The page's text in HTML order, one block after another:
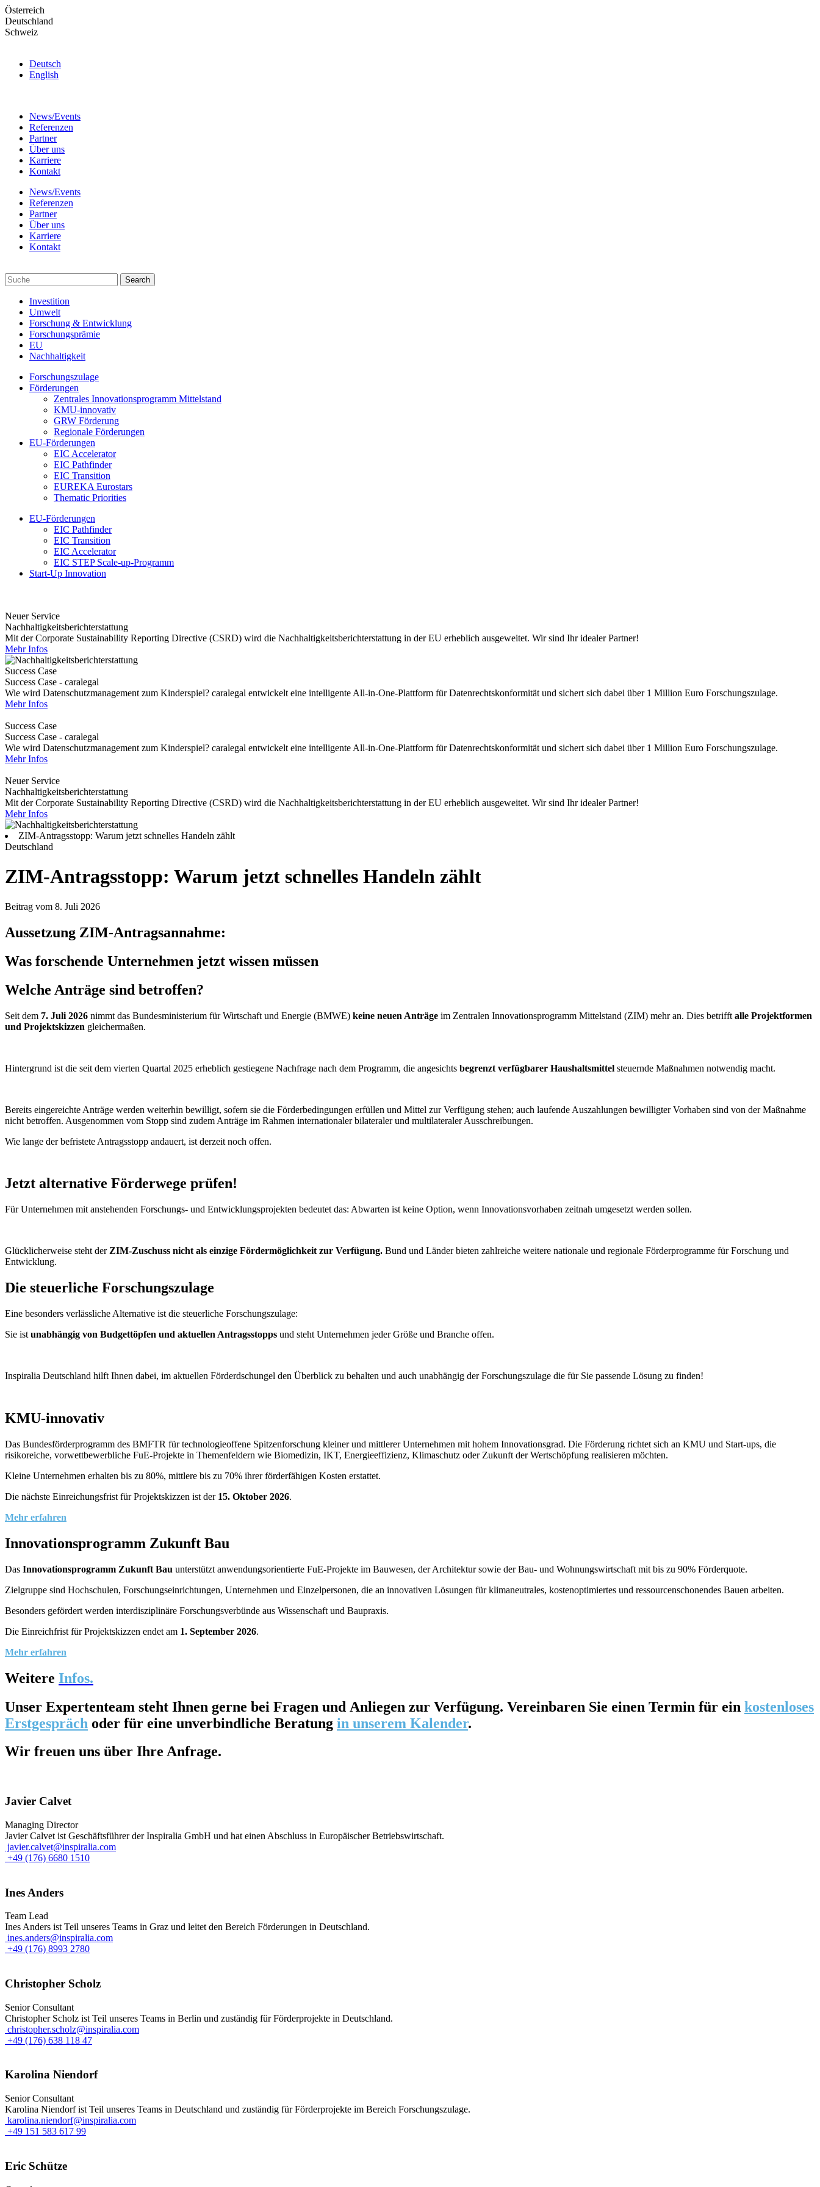
Skip
to
the
Österreich
Deutschland
Schweiz
Deutsch
English
News/Events
Referenzen
Partner
Über uns
Karriere
Kontakt
News/Events
Referenzen
Partner
Über uns
Karriere
Kontakt
Investition
Umwelt
Forschung & Entwicklung
Forschungsprämie
EU
Nachhaltigkeit
Forschungszulage
Förderungen
Zentrales Innovationsprogramm Mittelstand
KMU-innovativ
GRW Förderung
Regionale Förderungen
EU-Förderungen
EIC Accelerator
EIC Pathfinder
EIC Transition
EUREKA Eurostars
Thematic Priorities
EU-Förderungen
EIC Pathfinder
EIC Transition
EIC Accelerator
EIC STEP Scale-up-Programm
Start-Up Innovation
Neuer Service
Nachhaltigkeitsberichterstattung
Mit der Corporate Sustainability Reporting Directive (CSRD) wird die Nachhaltigkeitsberichterstattung in der EU erheblich ausgeweitet. Wir sind Ihr idealer Partner!
Mehr Infos
Success Case
Success Case - caralegal
Wie wird Datenschutzmanagement zum Kinderspiel? caralegal entwickelt eine intelligente All-in-One-Plattform für Datenrechtskonformität und sichert sich dabei über 1 Million Euro Forschungszulage.
Mehr Infos
Success Case
Success Case - caralegal
Wie wird Datenschutzmanagement zum Kinderspiel? caralegal entwickelt eine intelligente All-in-One-Plattform für Datenrechtskonformität und sichert sich dabei über 1 Million Euro Forschungszulage.
Mehr Infos
Neuer Service
Nachhaltigkeitsberichterstattung
Mit der Corporate Sustainability Reporting Directive (CSRD) wird die Nachhaltigkeitsberichterstattung in der EU erheblich ausgeweitet. Wir sind Ihr idealer Partner!
Mehr Infos
ZIM-Antragsstopp: Warum jetzt schnelles Handeln zählt
Deutschland
ZIM-Antragsstopp: Warum jetzt schnelles Handeln zählt
Beitrag vom 8. Juli 2026
Aussetzung ZIM-Antragsannahme:
Was forschende Unternehmen jetzt wissen müssen
Welche Anträge sind betroffen?
Seit dem 7. Juli 2026 nimmt das Bundesministerium für Wirtschaft und Energie (BMWE) keine neuen Anträge im Zentralen Innovationsprogramm Mittelstand (ZIM) mehr an. Dies betrifft alle Projektformen
und Projektskizzen gleichermaßen.
Hintergrund ist die seit dem vierten Quartal 2025 erheblich gestiegene Nachfrage nach dem Programm, die angesichts begrenzt verfügbarer Haushaltsmittel steuernde Maßnahmen notwendig macht.
Bereits eingereichte Anträge werden weiterhin bewilligt, sofern sie die Förderbedingungen erfüllen und Mittel zur Verfügung stehen; auch laufende Auszahlungen bewilligter Vorhaben sind von der Maßnahme
nicht betroffen. Ausgenommen vom Stopp sind zudem Anträge im Rahmen internationaler bilateraler und multilateraler Ausschreibungen.
Wie lange der befristete Antragsstopp andauert, ist derzeit noch offen.
Jetzt alternative Förderwege prüfen!
Für Unternehmen mit anstehenden Forschungs- und Entwicklungsprojekten bedeutet das: Abwarten ist keine Option, wenn Innovationsvorhaben zeitnah umgesetzt werden sollen.
Glücklicherweise steht der ZIM-Zuschuss nicht als einzige Fördermöglichkeit zur Verfügung. Bund und Länder bieten zahlreiche weitere nationale und regionale Förderprogramme für Forschung und
Entwicklung.
Die steuerliche Forschungszulage
Eine besonders verlässliche Alternative ist die steuerliche Forschungszulage:
Sie ist unabhängig von Budgettöpfen und aktuellen Antragsstopps und steht Unternehmen jeder Größe und Branche offen.
Inspiralia Deutschland hilft Ihnen dabei, im aktuellen Förderdschungel den Überblick zu behalten und auch unabhängig der Forschungszulage die für Sie passende Lösung zu finden!
KMU-innovativ
Das Bundesförderprogramm des BMFTR für technologieoffene Spitzenforschung kleiner und mittlerer Unternehmen mit hohem Innovationsgrad. Die Förderung richtet sich an KMU und Start-ups, die
risikoreiche, vorwettbewerbliche FuE-Projekte in Themenfeldern wie Biomedizin, IKT, Energieeffizienz, Klimaschutz oder Zukunft der Wertschöpfung realisieren möchten.
Kleine Unternehmen erhalten bis zu 80%, mittlere bis zu 70% ihrer förderfähigen Kosten erstattet.
Die nächste Einreichungsfrist für Projektskizzen ist der 15. Oktober 2026.
Mehr erfahren
Innovationsprogramm Zukunft Bau
Das Innovationsprogramm Zukunft Bau unterstützt anwendungsorientierte FuE-Projekte im Bauwesen, der Architektur sowie der Bau- und Wohnungswirtschaft mit bis zu 90% Förderquote.
Zielgruppe sind Hochschulen, Forschungseinrichtungen, Unternehmen und Einzelpersonen, die an innovativen Lösungen für klimaneutrales, kostenoptimiertes und ressourcenschonendes Bauen arbeiten.
Besonders gefördert werden interdisziplinäre Forschungsverbünde aus Wissenschaft und Baupraxis.
Die Einreichfrist für Projektskizzen endet am 1. September 2026.
Mehr erfahren
Weitere Infos.
Unser Expertenteam steht Ihnen gerne bei Fragen und Anliegen zur Verfügung. Vereinbaren Sie einen Termin für ein kostenloses
Erstgespräch oder für eine unverbindliche Beratung in unserem Kalender.
Wir freuen uns über Ihre Anfrage.
Javier Calvet
Managing Director
Javier Calvet ist Geschäftsführer der Inspiralia GmbH und hat einen Abschluss in Europäischer Betriebswirtschaft.
javier.calvet@inspiralia.com
+49 (176) 6680 1510
Ines Anders
Team Lead
Ines Anders ist Teil unseres Teams in Graz und leitet den Bereich Förderungen in Deutschland.
ines.anders@inspiralia.com
+49 (176) 8993 2780
Christopher Scholz
Senior Consultant
Christopher Scholz ist Teil unseres Teams in Berlin und zuständig für Förderprojekte in Deutschland.
christopher.scholz@inspiralia.com
+49 (176) 638 118 47
Karolina Niendorf
Senior Consultant
Karolina Niendorf ist Teil unseres Teams in Deutschland und zuständig für Förderprojekte im Bereich Forschungszulage.
karolina.niendorf@inspiralia.com
+49 151 583 617 99
Eric Schütze